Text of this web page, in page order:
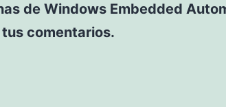
de Windows Embedded
comentarios.